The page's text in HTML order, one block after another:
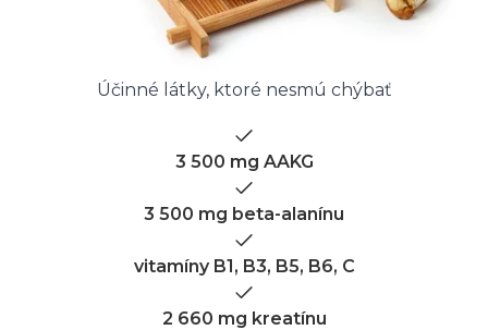
Účinné látky, ktoré nesmú chýbať
3 500 mg AAKG
3 500 mg beta-alanínu
vitamíny B1, B3, B5, B6, C
2 660 mg kreatínu